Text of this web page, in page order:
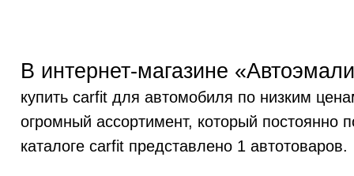
В интернет-магазине
купить carfit для автомобиля по низким
огромный ассортимент, который постоянно
каталоге carfit представлено 1 автотоваров.